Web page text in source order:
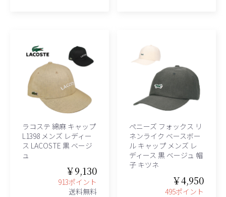
ラコステ 綿麻 キャップ
L1398 メンズ レディー
ス LACOSTE 黒 ベージ
ュ
￥9,130
913ポイント
送料無料
ぺニーズ フォックス リ
ネンライク ベースボー
ル キャップ メンズ レ
ディース 黒 ベージュ 帽
子 キツネ
￥4,950
495ポイント